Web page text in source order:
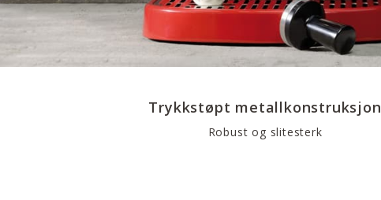
Trykkstøpt metallkonstruksjon
Robust og slitesterk